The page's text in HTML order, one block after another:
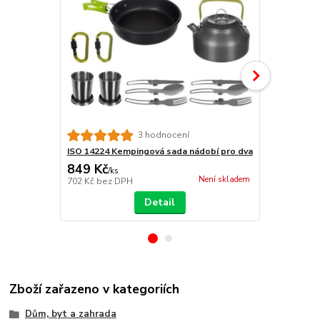
3 hodnocení
ISO 14224 Kempingová sada nádobí pro dva
849 Kč/ks
702 Kč bez DPH Není skladem
Detail
Zboží zařazeno v kategoriích
Dům, byt a zahrada